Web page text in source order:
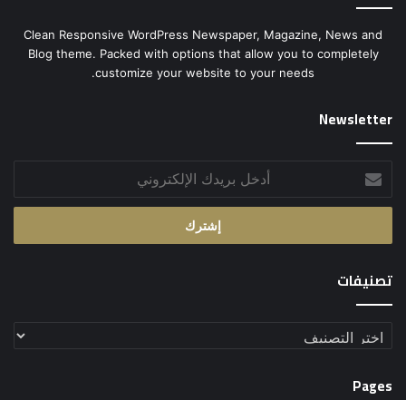
Clean Responsive WordPress Newspaper, Magazine, News and
Blog theme. Packed with options that allow you to completely
customize your website to your needs.
Newsletter
بريدك
الإلكتروني
تصنيفات
تصنيفات
Pages